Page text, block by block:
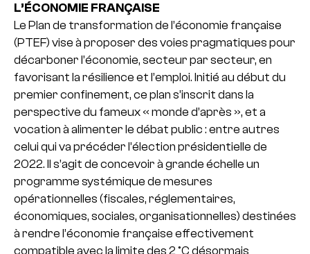
L’ÉCONOMIE FRANÇAISE
Le Plan de transformation de l’économie française
(PTEF) vise à proposer des voies pragmatiques pour
décarboner l’économie, secteur par secteur, en
favorisant la résilience et l’emploi. Initié au début du
premier confinement, ce plan s’inscrit dans la
perspective du fameux « monde d’après », et a
vocation à alimenter le débat public : entre autres
celui qui va précéder l’élection présidentielle de
2022. Il s’agit de concevoir à grande échelle un
programme systémique de mesures
opérationnelles (fiscales, réglementaires,
économiques, sociales, organisationnelles) destinées
à rendre l’économie française effectivement
compatible avec la limite des 2 °C désormais